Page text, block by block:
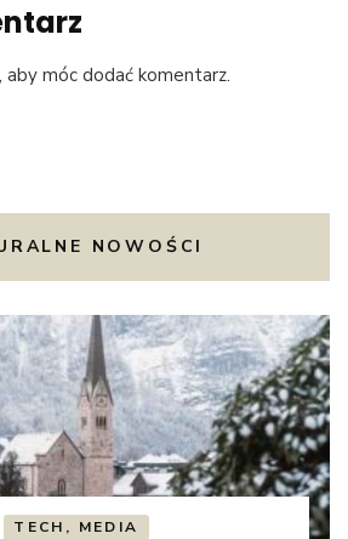
, aby móc dodać komentarz.
NOWOŚCI
TECH, MEDIA